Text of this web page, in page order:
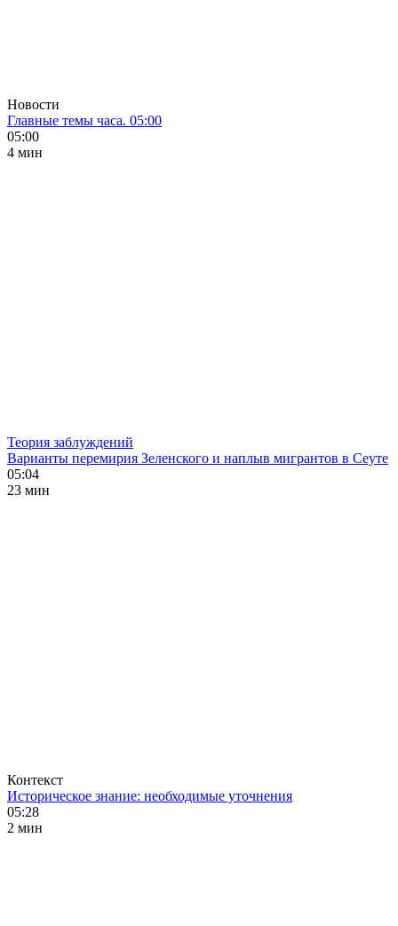
Новости
Главные темы часа. 05:00
05:00
4 мин
Теория заблуждений
Варианты перемирия Зеленского и наплыв мигрантов в Сеуте
05:04
23 мин
Контекст
Историческое знание: необходимые уточнения
05:28
2 мин